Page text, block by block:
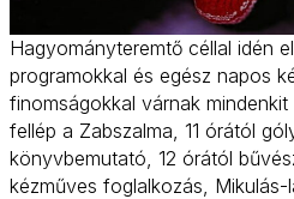
Hagyományteremtő céllal idén
programokkal és egész napos
finomságokkal várnak
fellép a Zabszalma, 11 órától
könyvbemutató, 12 órától
kézműves foglalkozás, Mikulás-